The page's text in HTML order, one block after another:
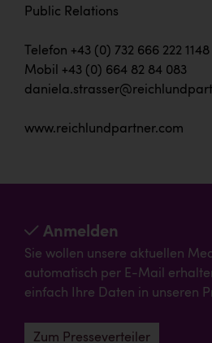
Public Relations
Telefon +43 (0) 732 666 222 1148
Mobil +43 (0) 664 82 84 083
www.reichlundpartner.com
Anmelden
Sie wollen unsere aktuellen
automatisch per E-Mail
einfach Ihre Daten in unseren
Zum Presseverteiler